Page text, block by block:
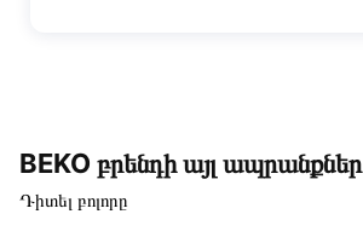
BEKO բրենդի այլ ապրանքներ
Դիտել բոլորը